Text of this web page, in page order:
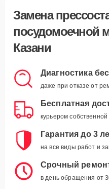
Замена
посудомоечной
Казани
Диагностика
даже при отказе от
Бесплатная
курьером
Гарантия до 3
на все виды работ и
Срочный
в день обращения от